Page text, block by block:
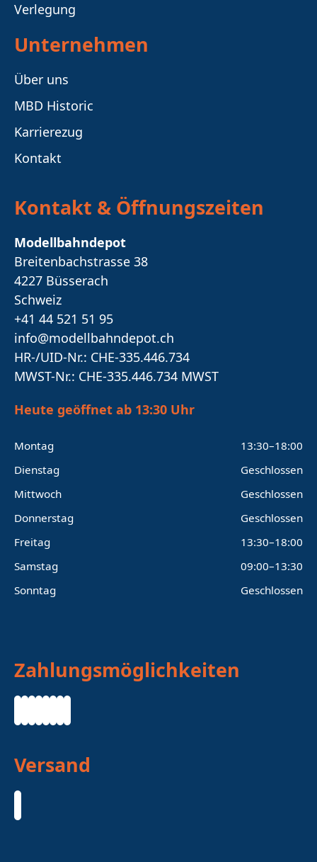
Verlegung
Unternehmen
Über uns
MBD Historic
Karrierezug
Kontakt
Kontakt & Öffnungszeiten
Modellbahndepot
Breitenbachstrasse 38
4227 Büsserach
Schweiz
+41 44 521 51 95
info@modellbahndepot.ch
HR-/UID-Nr.: CHE-335.446.734
MWST-Nr.: CHE-335.446.734 MWST
Heute geöffnet ab 13:30 Uhr
Montag
13:30–18:00
Dienstag
Geschlossen
Mittwoch
Geschlossen
Donnerstag
Geschlossen
Freitag
13:30–18:00
Samstag
09:00–13:30
Sonntag
Geschlossen
Zahlungsmöglichkeiten
Versand